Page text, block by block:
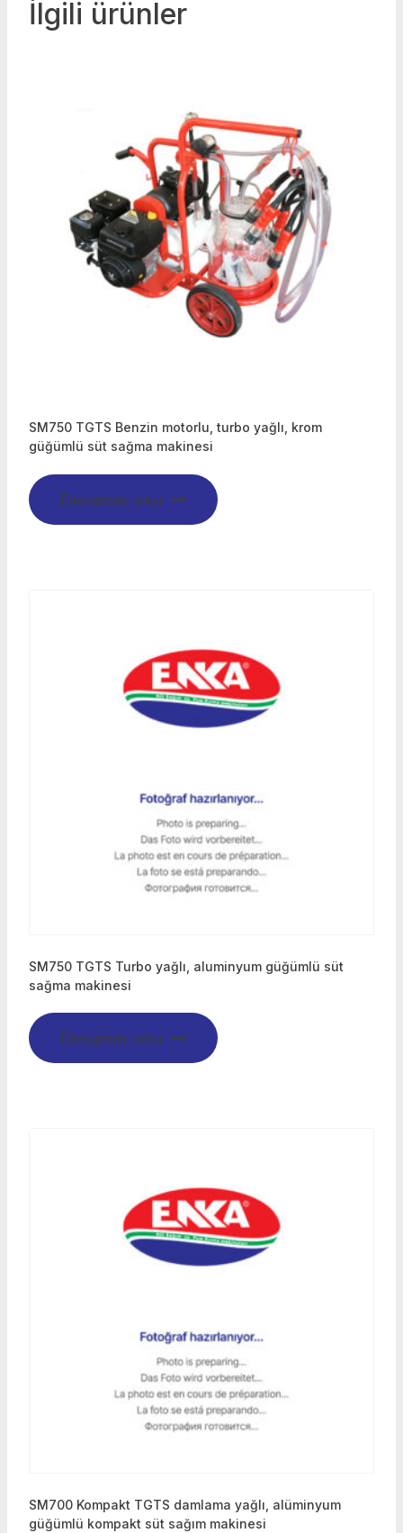
İlgili ürünler
SM750 TGTS Benzin motorlu, turbo yağlı, krom
güğümlü süt sağma makinesi
Devamını oku
SM750 TGTS Turbo yağlı, aluminyum güğümlü süt
sağma makinesi
Devamını oku
SM700 Kompakt TGTS damlama yağlı, alüminyum
güğümlü kompakt süt sağım makinesi